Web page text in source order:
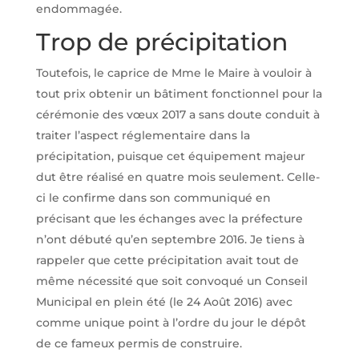
endommagée.
Trop de précipitation
Toutefois, le caprice de Mme le Maire à vouloir à
tout prix obtenir un bâtiment fonctionnel pour la
cérémonie des vœux 2017 a sans doute conduit à
traiter l’aspect réglementaire dans la
précipitation, puisque cet équipement majeur
dut être réalisé en quatre mois seulement. Celle-
ci le confirme dans son communiqué en
précisant que les échanges avec la préfecture
n’ont débuté qu’en septembre 2016. Je tiens à
rappeler que cette précipitation avait tout de
même nécessité que soit convoqué un Conseil
Municipal en plein été (le 24 Août 2016) avec
comme unique point à l’ordre du jour le dépôt
de ce fameux permis de construire.